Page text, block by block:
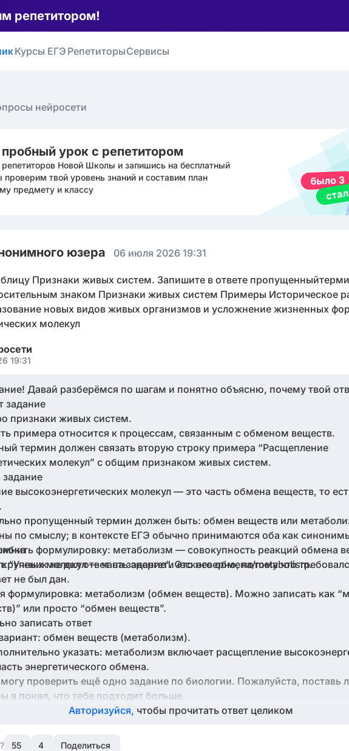
репетитором!
Курсы ЕГЭ РепетиторыСервисы
нейросети
урок с репетитором
Новой Школы и запишись на бесплатный
твой уровень знаний и составим план
предмету и классу
юзера 06 июля 2026 19:31
Признаки живых систем. Запишите в ответе
знаком Признаки живых систем Примеры Историческое
новых видов живых организмов и усложнение жизненных
молекул
19:31
Давай разберёмся по шагам и понятно объясню, почему твой
задание
признаки живых систем.
примера относится к процессам, связанным с обменом веществ.
термин должен связать вторую строку примера “Расщепление
молекул” с общим признаком живых систем.
высокоэнергетических молекул — это часть обмена веществ, то
пропущенный термин должен быть: обмен веществ или
по смыслу; в контексте ЕГЭ обычно принимаются оба как
формулировку: метаболизм — совокупность реакций обмена
молекул — часть энергетического обмена/metabolism.
“Ученик не дал ответ на задание”. Это неверно, потому что
не был дан.
формулировка: метаболизм (обмен веществ). Можно записать как
или просто “обмен веществ”.
записать ответ
обмен веществ (метаболизм).
указать: метаболизм включает расщепление
энергетического обмена.
проверить ещё одно задание по биологии. Пожалуйста, поставь
я понял, что тебе подходит больше.
Авторизуйся, чтобы прочитать ответ целиком
55 4 Поделиться